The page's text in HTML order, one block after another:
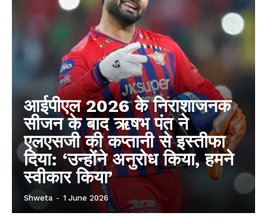
आईपीएल 2026 के निराशाजनक
सीजन के बाद ऋषभ पंत ने
एलएसजी की कप्तानी से इस्तीफा
दिया: ‘उन्होंने अनुरोध किया, हमने
स्वीकार किया’
Shweta - 1 June 2026